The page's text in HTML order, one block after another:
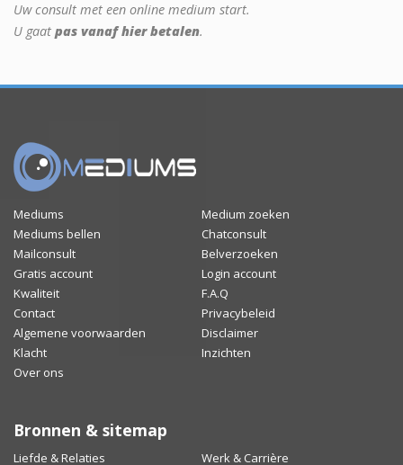
Uw consult met een online medium start.
U gaat pas vanaf hier betalen.
Mediums
Medium zoeken
Mediums bellen
Chatconsult
Mailconsult
Belverzoeken
Gratis account
Login account
Kwaliteit
F.A.Q
Contact
Privacybeleid
Algemene voorwaarden
Disclaimer
Klacht
Inzichten
Over ons
Bronnen & sitemap
Liefde & Relaties Werk & Carrière